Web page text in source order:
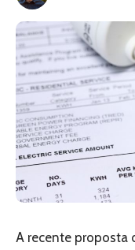
A recente proposta